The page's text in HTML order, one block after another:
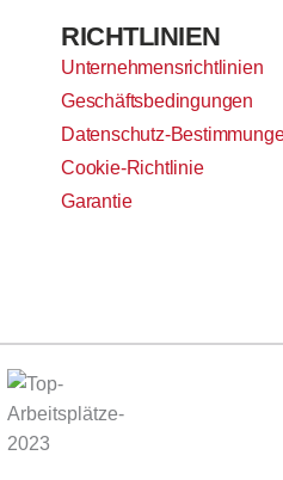
RICHTLINIEN
Unternehmensrichtlinien
Geschäftsbedingungen
Datenschutz-
Cookie-Richtlinie
Garantie